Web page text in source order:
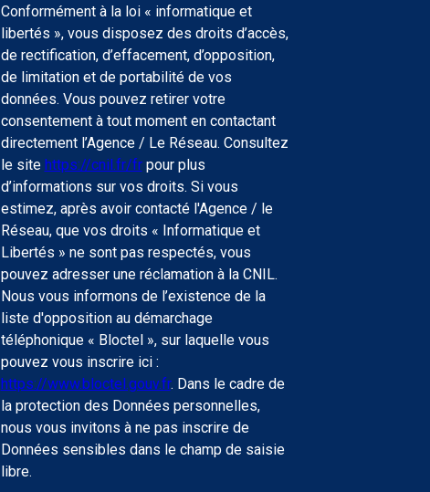
Conformément à la loi « informatique et
libertés », vous disposez des droits d’accès,
de rectification, d’effacement, d’opposition,
de limitation et de portabilité de vos
données. Vous pouvez retirer votre
consentement à tout moment en contactant
directement l’Agence / Le Réseau. Consultez
le site https://cnil.fr/frpour plus
d’informations sur vos droits. Si vous
estimez, après avoir contacté l'Agence / le
Réseau, que vos droits « Informatique et
Libertés » ne sont pas respectés, vous
pouvez adresser une réclamation à la CNIL.
Nous vous informons de l’existence de la
liste d'opposition au démarchage
téléphonique « Bloctel », sur laquelle vous
pouvez vous inscrire ici :
https://www.bloctel.gouv.fr. Dans le cadre de
la protection des Données personnelles,
nous vous invitons à ne pas inscrire de
Données sensibles dans le champ de saisie
libre.